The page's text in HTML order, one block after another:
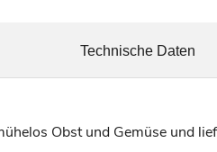
Obst und Gemüse und
Technische Daten